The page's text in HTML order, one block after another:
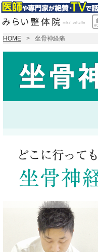
HOME 坐骨神経痛